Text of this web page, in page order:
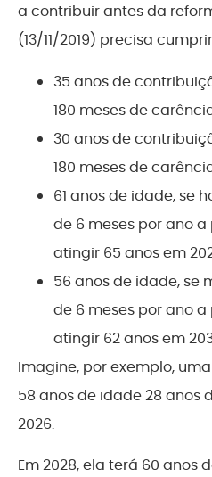
a contribuir antes da
(13/11/2019) precisa
35 anos de
180 meses de
30 anos de
180 meses de
61 anos de idade, se
de 6 meses por ano
atingir 65 anos em
56 anos de idade, se
de 6 meses por ano
atingir 62 anos em
Imagine, por exemplo,
58 anos de idade 28 anos
2026.
Em 2028, ela terá 60 anos